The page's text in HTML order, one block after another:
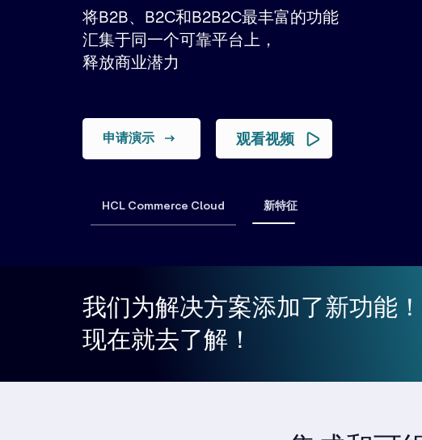
将B2B、B2C和B2B2C最丰富的功能
汇集于同一个可靠平台上，
释放商业潜力
申请演示 观看视频
HCL Commerce Cloud 新特征
我们为解决方案添加了新功能！
现在就去了解！